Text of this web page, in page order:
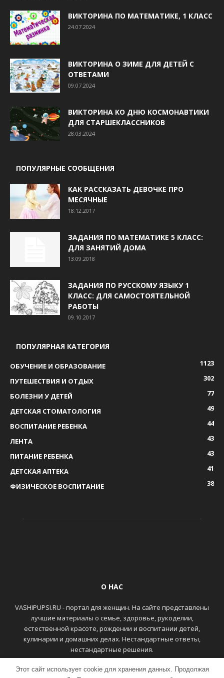
ВИКТОРИНА ПО МАТЕМАТИКЕ, 1 КЛАСС
24.07.2024
ВИКТОРИНА О ЗИМЕ ДЛЯ ДЕТЕЙ С
ОТВЕТАМИ
09.07.2024
ВИКТОРИНА КО ДНЮ КОСМОНАВТИКИ
ДЛЯ СТАРШЕКЛАССНИКОВ
28.03.2024
ПОПУЛЯРНЫЕ СООБЩЕНИЯ
КАК РАССКАЗАТЬ ДЕВОЧКЕ ПРО
МЕСЯЧНЫЕ
18.12.2017
ЗАДАНИЯ ПО МАТЕМАТИКЕ 5 КЛАСС:
ДЛЯ ЗАНЯТИЙ ДОМА
13.09.2018
ЗАДАНИЯ ПО РУССКОМУ ЯЗЫКУ 1
КЛАСС: ДЛЯ САМОСТОЯТЕЛЬНОЙ
РАБОТЫ
09.10.2017
ПОПУЛЯРНАЯ КАТЕГОРИЯ
ОБУЧЕНИЕ И ОБРАЗОВАНИЕ
1123
ПУТЕШЕСТВИЯ И ОТДЫХ
302
БОЛЕЗНИ У ДЕТЕЙ
77
ДЕТСКАЯ СТОМАТОЛОГИЯ
49
ВОСПИТАНИЕ РЕБЕНКА
44
ЛЕНТА
43
ПИТАНИЕ РЕБЕНКА
43
ДЕТСКАЯ АПТЕКА
41
ФИЗИЧЕСКОЕ ВОСПИТАНИЕ
38
О НАС
VASHIPUPSI.RU - портал для женщин. На сайте представлены
лучшие материалы о семье, здоровье, рукоделии,
естественной красоте, рождении и воспитании детей,
кулинарии и домашних делах. Нестандартные ответы,
нестандартные решения.
Этот сайт использует cookie для хранения данных. Продолжая